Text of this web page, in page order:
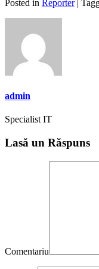
Posted in Reporter |
admin
Specialist IT
Lasă un Răspuns
Comentariu